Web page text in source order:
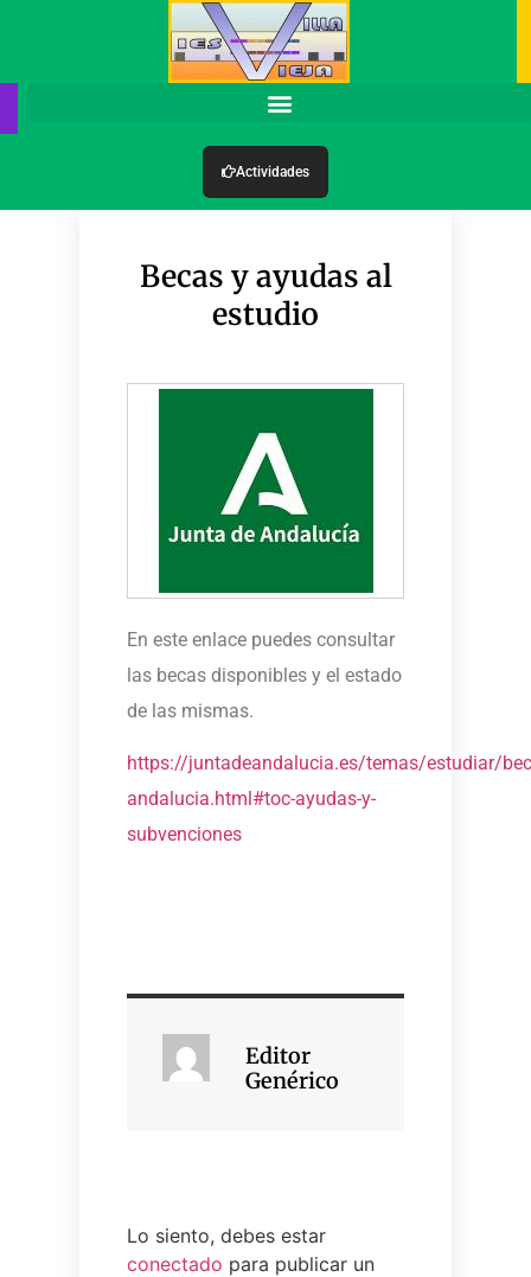
Actividades
Becas y ayudas al
estudio
En este enlace puedes consultar
las becas disponibles y el estado
de las mismas.
https://juntadeandalucia.es/temas/estudiar/
andalucia.html#toc-ayudas-y-
subvenciones
Editor
Genérico
Lo siento, debes estar
conectado para publicar un